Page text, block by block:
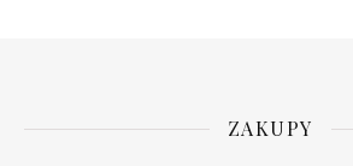
ZAKUPY